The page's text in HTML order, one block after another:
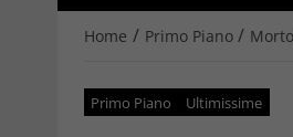
Home / Primo Piano /
Primo Piano Ultimissime